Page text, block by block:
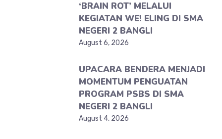
‘BRAIN ROT’ MELALUI
KEGIATAN WE! ELING DI SMA
NEGERI 2 BANGLI
August 6, 2026
UPACARA BENDERA MENJADI
MOMENTUM PENGUATAN
PROGRAM PSBS DI SMA
NEGERI 2 BANGLI
August 4, 2026